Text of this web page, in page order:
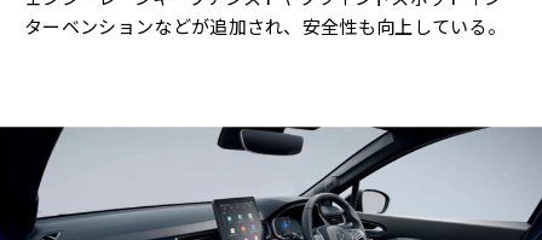
ターベンションなどが追加され、安全性も向上している。